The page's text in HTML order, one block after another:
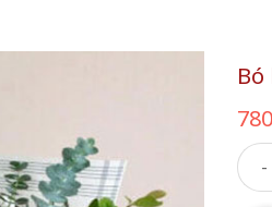
Bó
Bó